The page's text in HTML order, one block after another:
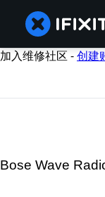
加入维修社区 -创建
Bose Wave